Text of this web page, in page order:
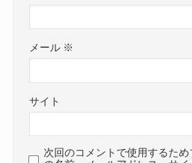
メール ※
サイト
次回のコメントで使用するた